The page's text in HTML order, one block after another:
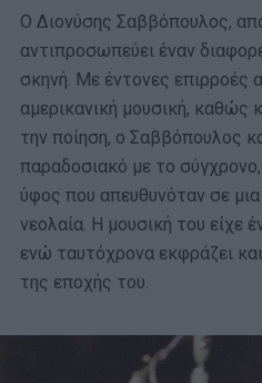
Ο Διονύσης Σαββόπουλος,
αντιπροσωπεύει έναν
σκηνή. Με έντονες επιρροές
αμερικανική μουσική, καθώς
την ποίηση, ο Σαββόπουλος
παραδοσιακό με το
ύφος που απευθυνόταν σε
νεολαία. Η μουσική του είχε
ενώ ταυτόχρονα εκφράζει
της εποχής του.